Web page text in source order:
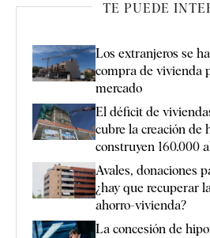
TE PUEDE
Los extranjeros se
compra de vivienda
mercado
El déficit de
cubre la creación de
construyen 160.000
Avales, donaciones
¿hay que recuperar
ahorro-vivienda?
La concesión de